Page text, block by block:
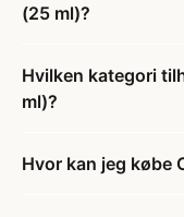
(25 ml)?
Hvilken kategori
ml)?
Hvor kan jeg købe